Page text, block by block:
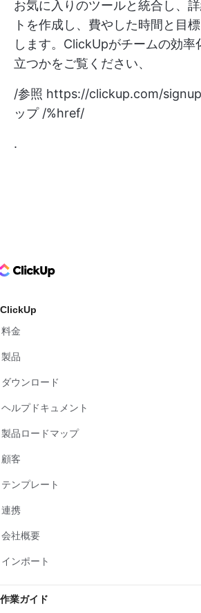
お気に入りのツールと統合し、
トを作成し、費やした時間と目
します。ClickUpがチームの効率
立つかをご覧ください、
/参照 https://clickup.com/signup
ップ /%href/
.
Logo
ClickUp
料金
製品
ダウンロード
ヘルプドキュメント
製品ロードマップ
顧客
テンプレート
連携
会社概要
インポート
作業ガイド